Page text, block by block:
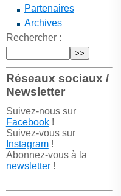
Partenaires
Archives
Rechercher :
Réseaux sociaux /
Newsletter
Suivez-nous sur
Facebook!
Suivez-vous sur
Instagram!
Abonnez-vous à la
newsletter!